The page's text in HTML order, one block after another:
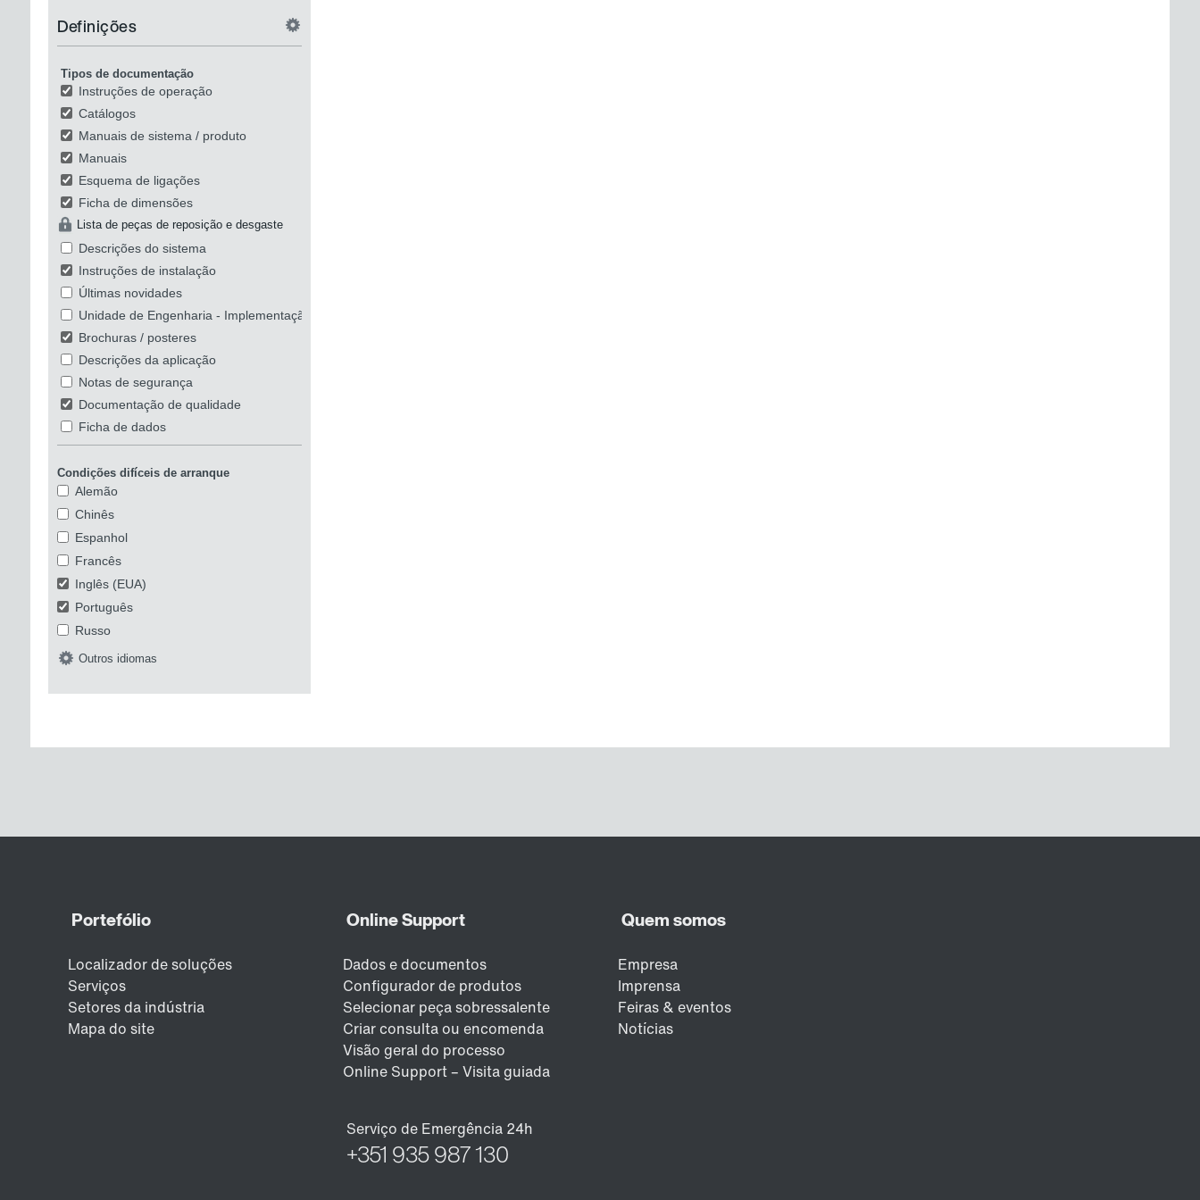
Definições
Tipos de documentação
Instruções de operação
Catálogos
Manuais de sistema / produto
Manuais
Esquema de ligações
Ficha de dimensões
Lista de peças de reposição e desgaste
Descrições do sistema
Instruções de instalação
Últimas novidades
Unidade de Engenharia - Implementação Prática
Brochuras / posteres
Descrições da aplicação
Notas de segurança
Documentação de qualidade
Ficha de dados
Condições difíceis de arranque
Alemão
Chinês
Espanhol
Francês
Inglês (EUA)
Português
Russo
Outros idiomas